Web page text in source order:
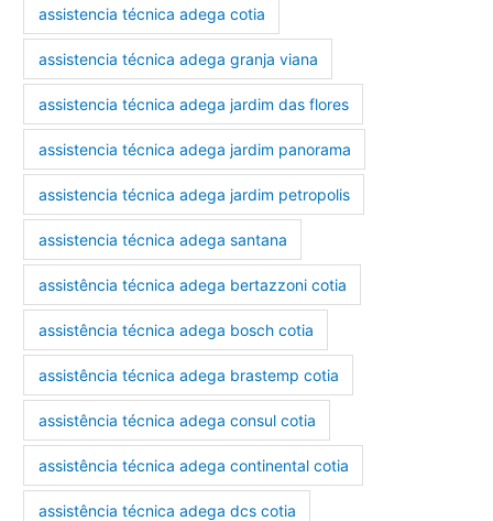
assistencia técnica adega cotia
assistencia técnica adega granja viana
assistencia técnica adega jardim das flores
assistencia técnica adega jardim panorama
assistencia técnica adega jardim petropolis
assistencia técnica adega santana
assistência técnica adega bertazzoni cotia
assistência técnica adega bosch cotia
assistência técnica adega brastemp cotia
assistência técnica adega consul cotia
assistência técnica adega continental cotia
assistência técnica adega dcs cotia